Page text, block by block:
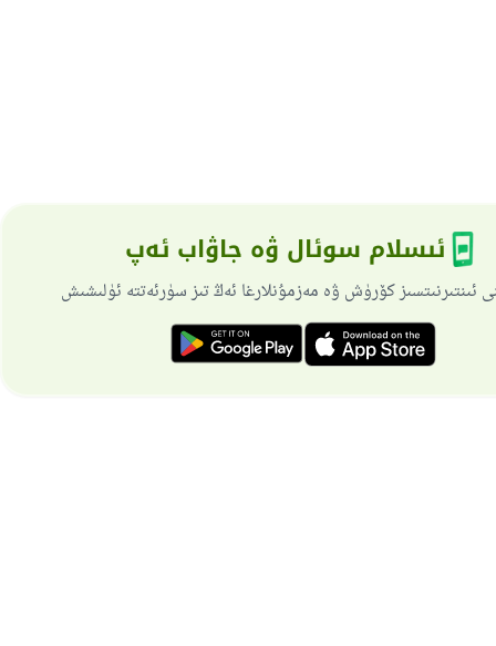
ئىسلام سوئال ۋە جاۋاب ئەپ
ئىنتىرنىتسىز كۆرۈش ۋە مەزمۇنلارغا ئەڭ تىز سۈرئەتتە ئۈلىشىش